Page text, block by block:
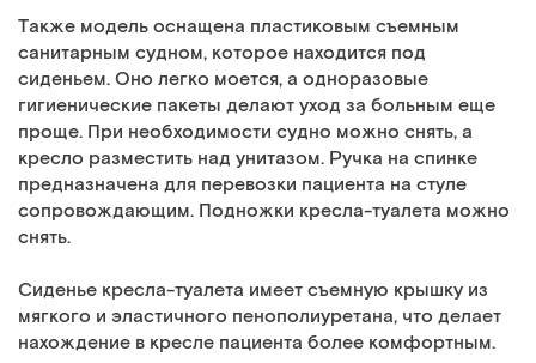
Также модель оснащена пластиковым съемным
санитарным судном, которое находится под
сиденьем. Оно легко моется, а одноразовые
гигиенические пакеты делают уход за больным еще
проще. При необходимости судно можно снять, а
кресло разместить над унитазом. Ручка на спинке
предназначена для перевозки пациента на стуле
сопровождающим. Подножки кресла-туалета можно
снять.
Сиденье кресла-туалета имеет съемную крышку из
мягкого и эластичного пенополиуретана, что делает
нахождение в кресле пациента более комфортным.